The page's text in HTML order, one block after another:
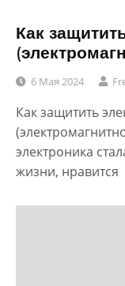
Как
6 Мая 2024
Как защитить
электроника
жизни, нравится